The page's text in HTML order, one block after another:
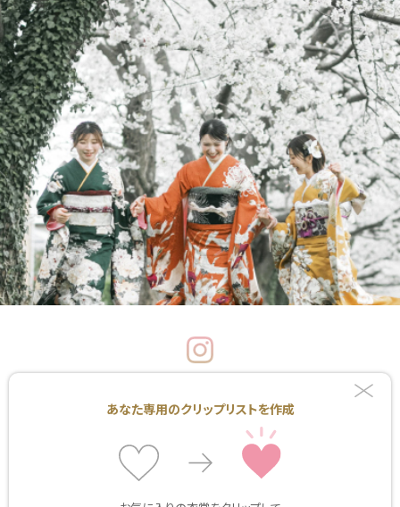
あなた専用のクリップリストを作成
新潟県上越市西城町3-5-20
（デュオ・セレッソ内）
Tel.025-524-1100